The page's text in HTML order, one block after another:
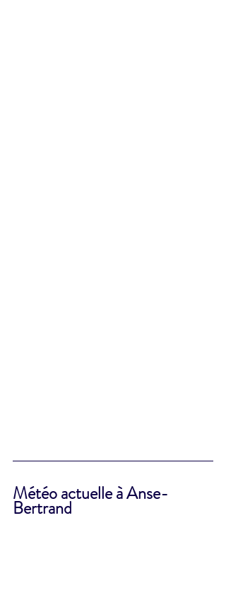
Météo actuelle à Anse-
Bertrand